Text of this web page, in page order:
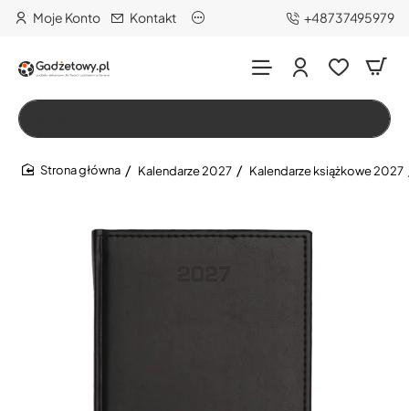
Moje Konto Kontakt +48737495979
Szukaj…
Kalendarze 2027 Kalendarze książkowe 2027